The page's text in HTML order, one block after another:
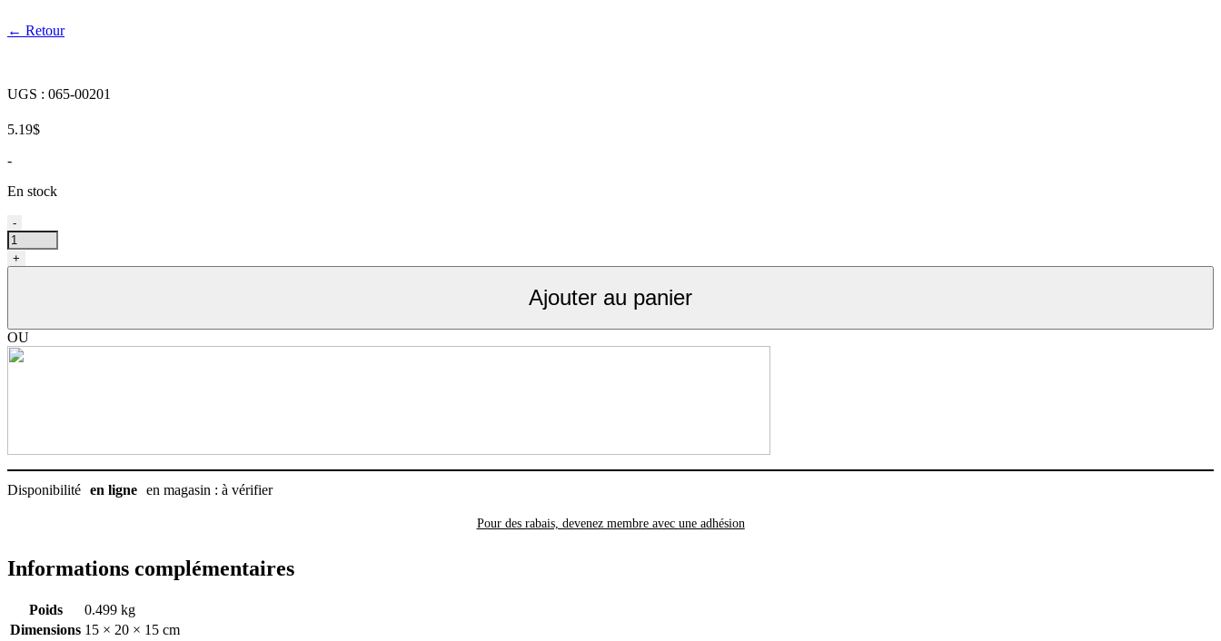
← Retour
UGS : 065-00201
5.19$
-
En stock
quantité
de
Nourriture
pour
parfait
ragoût
12.5
oz
(354
g)
-
+
Ajouter au panier
OU
Disponibilité en ligne en magasin : à vérifier
Pour des rabais, devenez membre avec une adhésion
Informations complémentaires
Poids
0.499 kg
Dimensions 15 × 20 × 15 cm